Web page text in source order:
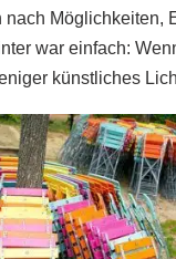
Möglichkeiten,
war einfach:
künstliches